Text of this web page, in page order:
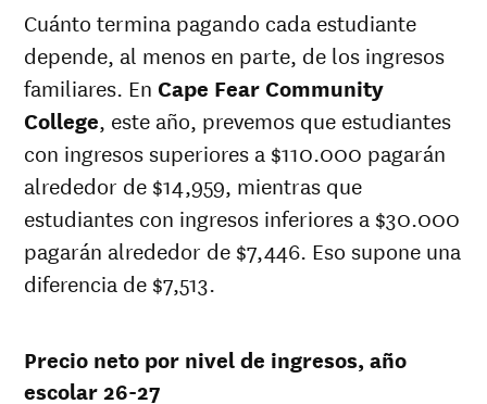
Year
state price
at Cape
Fear
Community
College
sticker
price at
Cape Fear
Community
College
sticker
price at
Cape Fear
Community
College
26-
27
$10,208 $18,567
$24,696
26
$10,053 $18,284
$24,422
24-
25
$9,900 $18,006
$24,150
22- $6,669 $18,006
$24,150
Cuánto termina pagando cada estudiante
depende, al menos en parte, de los ingresos
familiares. En Cape Fear Community
College, este año, prevemos que estudiantes
con ingresos superiores a $110.000 pagarán
alrededor de $14,959, mientras que
estudiantes con ingresos inferiores a $30.000
pagarán alrededor de $7,446. Eso supone una
diferencia de $7,513.
Precio neto por nivel de ingresos, año
escolar 26-27